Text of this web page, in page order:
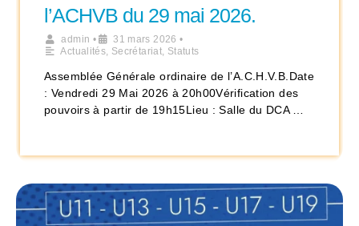
l’ACHVB du 29 mai 2026.
admin • 31 mars 2026 •
Actualités, Secrétariat, Statuts
Assemblée Générale ordinaire de l’A.C.H.V.B.Date
: Vendredi 29 Mai 2026 à 20h00Vérification des
pouvoirs à partir de 19h15Lieu : Salle du DCA …